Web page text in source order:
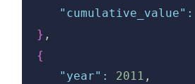
"cumulative_value":
} ,
{
"year": 2011 ,